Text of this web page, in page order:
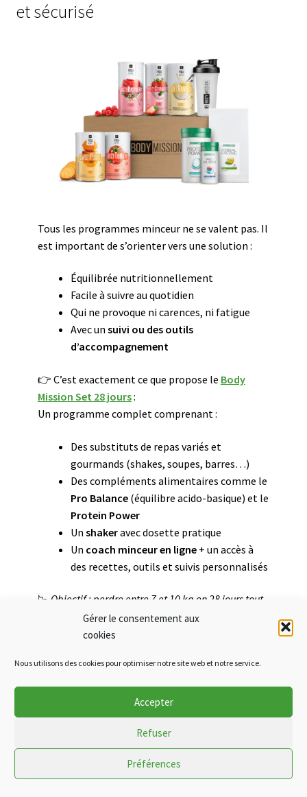
Gérer le consentement aux
cookies
Nous utilisons des cookies pour optimiser notre site web et notre service.
Accepter
Refuser
Préférences
et sécurisé
Tous les programmes minceur ne se valent pas. Il
est important de s’orienter vers une solution :
Équilibrée nutritionnellement
Facile à suivre au quotidien
Qui ne provoque ni carences, ni fatigue
Avec un suivi ou des outils
d’accompagnement
👉 C’est exactement ce que propose le Body
Mission Set 28 jours:
Un programme complet comprenant :
Des substituts de repas variés et
gourmands (shakes, soupes, barres…)
Des compléments alimentaires comme le
Pro Balance(équilibre acido-basique) et le
Protein Power
Un shakeravec dosette pratique
Un coach minceur en ligne+ un accès à
des recettes, outils et suivis personnalisés
📉 Objectif : perdre entre 7 et 10 kg en 28 jours tout
en se sentant bien !
4. Hydratez-vous suffisamment
L’eau est votre meilleure alliée pendant une cure :
détox naturelle de l’organisme
Elle aide à gérer lasensation de faim
élimination des déchets